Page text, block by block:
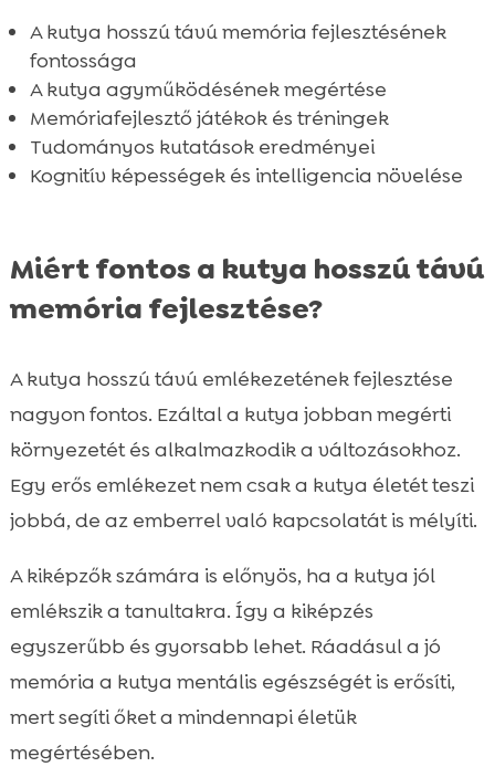
A jutalomfalatok szerepe a memória
fejlesztésében
 Kutatások és tudományos megközelítések
 Gyakorlatok és gyakorlat orientált
fejlesztés
A kutya hosszú távú memória fejlesztésének
fontossága
A kutya agyműködésének megértése
Memóriafejlesztő játékok és tréningek
Tudományos kutatások eredményei
Kognitív képességek és intelligencia növelése
Miért fontos a kutya hosszú távú
memória fejlesztése?
A kutya hosszú távú emlékezetének fejlesztése
nagyon fontos. Ezáltal a kutya jobban megérti
környezetét és alkalmazkodik a változásokhoz.
Egy erős emlékezet nem csak a kutya életét teszi
jobbá, de az emberrel való kapcsolatát is mélyíti.
A kiképzők számára is előnyös, ha a kutya jól
emlékszik a tanultakra. Így a kiképzés
egyszerűbb és gyorsabb lehet. Ráadásul a jó
memória a kutya mentális egészségét is erősíti,
mert segíti őket a mindennapi életük
megértésében.